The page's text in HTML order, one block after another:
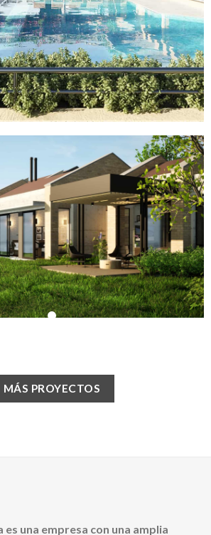
CASA PB
MÁS PROYECTOS
una empresa con una amplia